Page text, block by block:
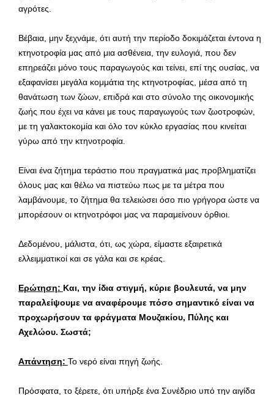
αγρότες.
Βέβαια, μην ξεχνάμε, ότι αυτή την περίοδο δοκιμάζεται έντονα η
κτηνοτροφία μας από μια ασθένεια, την ευλογιά, που δεν
επηρεάζει μόνο τους παραγωγούς και τείνει, επί της ουσίας, να
εξαφανίσει μεγάλα κομμάτια της κτηνοτροφίας, μέσα από τη
θανάτωση των ζώων, επιδρά και στο σύνολο της οικονομικής
ζωής που έχει να κάνει με τους παραγωγούς των ζωοτροφών,
με τη γαλακτοκομία και όλο τον κύκλο εργασίας που κινείται
γύρω από την κτηνοτροφία.
Είναι ένα ζήτημα τεράστιο που πραγματικά μας προβληματίζει
όλους μας και θέλω να πιστεύω πως με τα μέτρα που
λαμβάνουμε, το ζήτημα θα τελειώσει όσο πιο γρήγορα ώστε να
μπορέσουν οι κτηνοτρόφοι μας να παραμείνουν όρθιοι.
Δεδομένου, μάλιστα, ότι, ως χώρα, είμαστε εξαιρετικά
ελλειμματικοί και σε γάλα και σε κρέας.
Ερώτηση: Και, την ίδια στιγμή, κύριε βουλευτά, να μην
παραλείψουμε να αναφέρουμε πόσο σημαντικό είναι να
προχωρήσουν τα φράγματα Μουζακίου, Πύλης και
Αχελώου. Σωστά;
Απάντηση: Το νερό είναι πηγή ζωής.
Πρόσφατα, το ξέρετε, ότι υπήρξε ένα Συνέδριο υπό την αιγίδα